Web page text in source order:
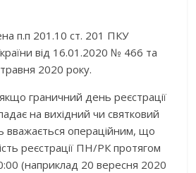
п.п 201.10 ст. 201 ПКУ
від 16.01.2020 № 466 та
2020 року.
граничний день реєстрації
на вихідний чи святковий
вважається операційним, що
реєстрації ПН/РК протягом
(наприклад 20 вересня 2020